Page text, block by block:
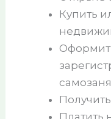
Купить